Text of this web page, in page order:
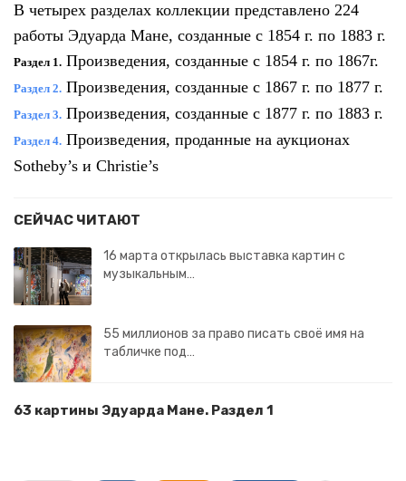
В четырех разделах коллекции представлено 224
работы Эдуарда Мане, созданные с 1854 г. по 1883 г.
Раздел 1. Произведения, созданные с 1854 г. по 1867г.
Раздел 2. Произведения, созданные с 1867 г. по 1877 г.
Раздел 3. Произведения, созданные с 1877 г. по 1883 г.
Раздел 4. Произведения, проданные на аукционах
Sotheby’s и Christie’s
СЕЙЧАС ЧИТАЮТ
16 марта открылась выставка картин с
музыкальным…
55 миллионов за право писать своё имя на
табличке под…
63 картины Эдуарда Мане. Раздел 1